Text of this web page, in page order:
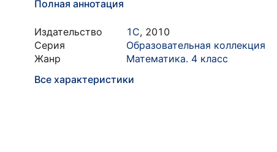
Полная аннотация
Издательство 1С, 2010
Серия
Образовательная коллекция
Жанр
Математика. 4 класс
Все характеристики